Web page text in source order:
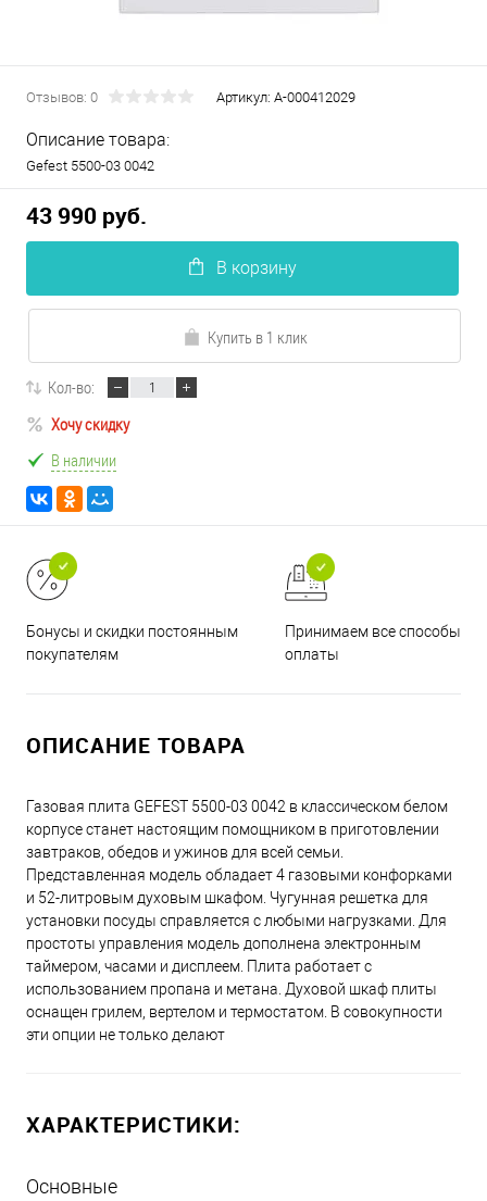
Отзывов: 0 Артикул: А-000412029
Описание товара:
Gefest 5500-03 0042
43 990 руб.
В корзину
Купить в 1 клик
Кол-во:
Хочу скидку
В наличии
Бонусы и скидки постоянным
покупателям
Принимаем все способы
оплаты
ОПИСАНИЕ ТОВАРА
Газовая плита GEFEST 5500-03 0042 в классическом белом
корпусе станет настоящим помощником в приготовлении
завтраков, обедов и ужинов для всей семьи.
Представленная модель обладает 4 газовыми конфорками
и 52-литровым духовым шкафом. Чугунная решетка для
установки посуды справляется с любыми нагрузками. Для
простоты управления модель дополнена электронным
таймером, часами и дисплеем. Плита работает с
использованием пропана и метана. Духовой шкаф плиты
оснащен грилем, вертелом и термостатом. В совокупности
эти опции не только делают
ХАРАКТЕРИСТИКИ:
Основные